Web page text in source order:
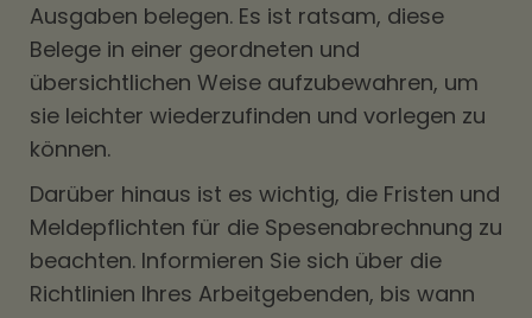
Ausgaben belegen. Es ist ratsam, diese
Belege in einer geordneten und
übersichtlichen Weise aufzubewahren, um
sie leichter wiederzufinden und vorlegen zu
können.
Darüber hinaus ist es wichtig, die Fristen und
Meldepflichten für die Spesenabrechnung zu
beachten. Informieren Sie sich über die
Richtlinien Ihres Arbeitgebenden, bis wann